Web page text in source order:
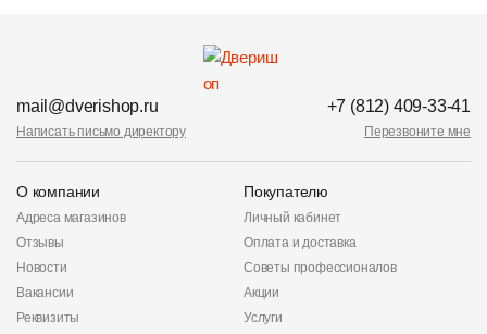
mail@dverishop.ru
Написать письмо директору
+7 (812) 409-33-41
Перезвоните мне
О компании
Адреса магазинов
Отзывы
Новости
Вакансии
Реквизиты
Покупателю
Личный кабинет
Оплата и доставка
Советы профессионалов
Акции
Услуги